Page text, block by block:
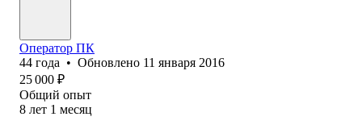
Оператор ПК
44 года • Обновлено 11 января 2016
25 000 ₽
Общий опыт
8 лет 1 месяц